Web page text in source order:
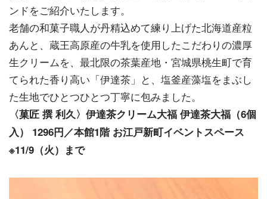
ンドをご紹介いたします。
老舗の和菓子職人が丹精込めて練り上げた北海道産粒
あんと、蔵王高原産の牛乳を使用したこだわりの濃厚
生クリームを、最北限の茶葉産地・宮城県桃生町で育
てられた香り高い「伊達茶」と、塩釜産藻塩をまぶし
た生地でひとつひとつ丁寧に包みました。
〈菓匠 撰 利久〉伊達茶クリーム大福 伊達茶大福（6個
入） 1296円／本館1階 お江戸新町イベントスペース
※11/9（火）まで